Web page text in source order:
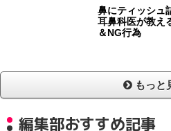
鼻にティッシュ
耳鼻科医が教え
＆NG行為
もっと
編集部おすすめ記事